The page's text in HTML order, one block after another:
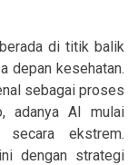
di titik balik
depan kesehatan.
sebagai proses
adanya AI mulai
secara ekstrem.
dengan strategi